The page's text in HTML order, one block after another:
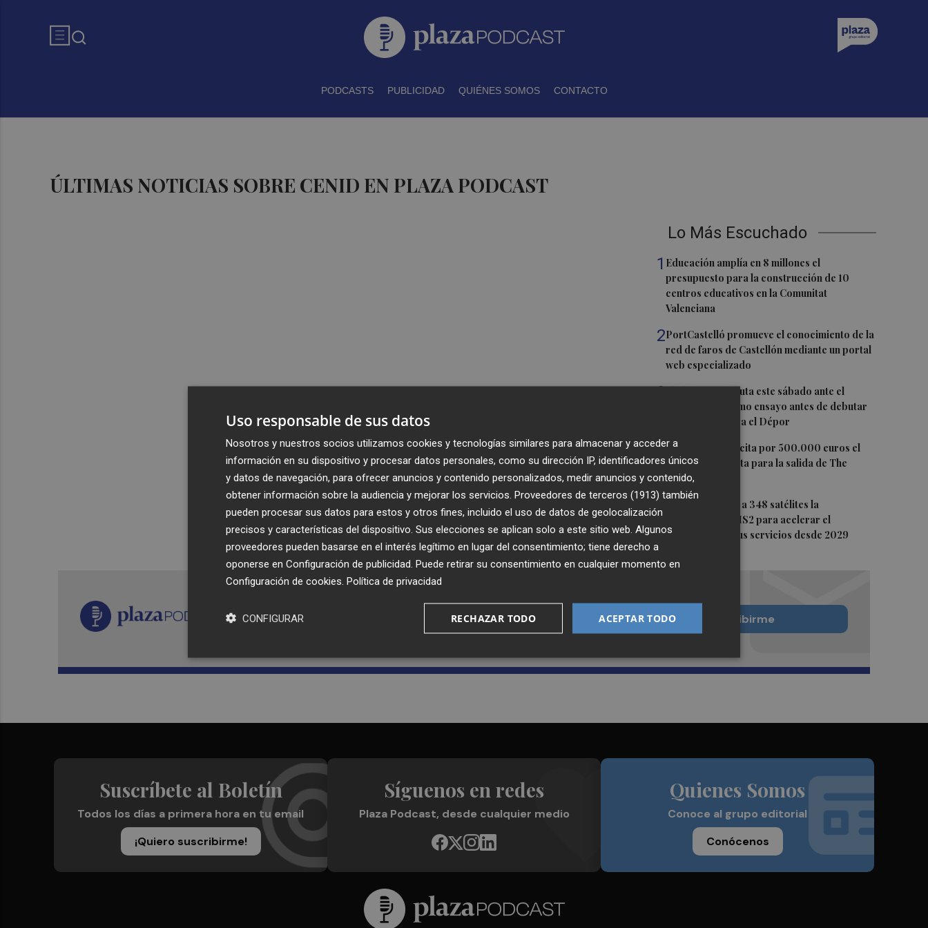
PODCASTS PUBLICIDAD QUIÉNES SOMOS CONTACTO
ÚLTIMAS NOTICIAS SOBRE CENID EN PLAZA PODCAST
Lo Más Escuchado
1 Educación amplía en 8 millones el
presupuesto para la construcción de 10
centros educativos en la Comunitat
Valenciana
2PortCastelló promueve el conocimiento de la
red de faros de Castellón mediante un portal
web especializado
3El Elche CF disputa este sábado ante el
Toulouse su último ensayo antes de debutar
en La Liga contra el Dépor
4La Generalitat licita por 500.000 euros el
alquiler de la flota para la salida de The
Ocean Race
5
Bruselas amplía a 348 satélites la
constelación IRIS2 para acelerar el
despliegue de sus servicios desde 2029
Recibe toda la actualidad de
Plaza Podcast en tu correo
Quiero suscribirme
Suscríbete al Boletín
Todos los días a primera hora en tu email
¡Quiero suscribirme!
Síguenos en redes
Plaza Podcast, desde cualquier medio
Quienes Somos
Conoce al grupo editorial
Conócenos
Uso responsable de sus datos
Nosotros y nuestros socios utilizamos cookies y tecnologías similares para almacenar y acceder a
información en su dispositivo y procesar datos personales, como su dirección IP, identificadores únicos
y datos de navegación, para ofrecer anuncios y contenido personalizados, medir anuncios y contenido,
obtener información sobre la audiencia y mejorar los servicios. Proveedores de terceros (1913) también
pueden procesar sus datos para estos y otros fines, incluido el uso de datos de geolocalización
precisos y características del dispositivo. Sus elecciones se aplican solo a este sitio web. Algunos
proveedores pueden basarse en el interés legítimo en lugar del consentimiento; tiene derecho a
oponerse en Configuración de publicidad . Puede retirar su consentimiento en cualquier momento en
Configuración de cookies Política de privacidad
ACEPTAR TODO
RECHAZAR TODO
CONFIGURAR